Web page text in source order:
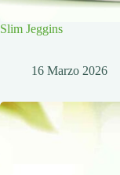
Slim Jeggins
16 Marzo 2026